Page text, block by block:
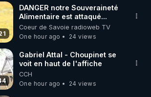
sur l’application de méditation et
:
https://www.envol.app/code
DANGER notre Souveraineté
Alimentaire est attaqué...
Coeur de Savoie radioweb TV
One hour ago
24 views
Gabriel Attal - Choupinet se
voit en haut de l'affiche
CCH
One hour ago
24 views